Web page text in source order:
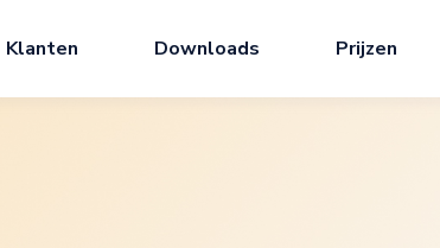
Klanten Downloads Prijzen